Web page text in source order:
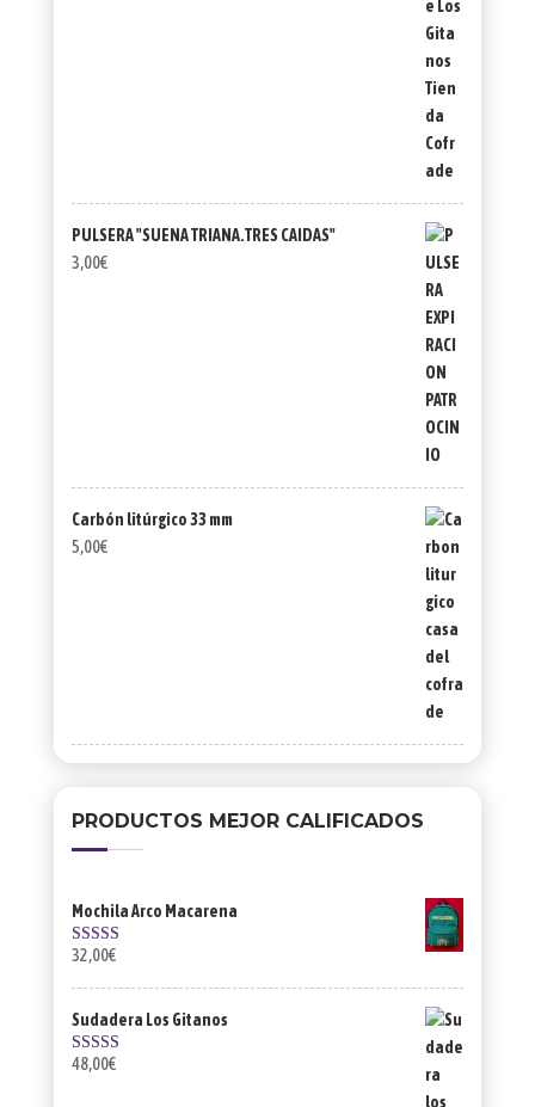
PULSERA "SUENA TRIANA.TRES CAIDAS"
3,00€
Carbón litúrgico 33 mm
5,00€
PRODUCTOS MEJOR CALIFICADOS
Mochila Arco Macarena
Valorado con
32,00€
Sudadera Los Gitanos
Valorado con
48,00€